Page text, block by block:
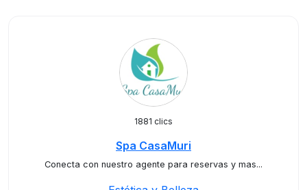
1881 clics
Spa CasaMuri
Conecta con nuestro agente para reservas y mas...